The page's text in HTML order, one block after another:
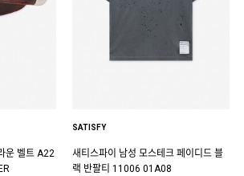
운 벨트 A22
SATISFY
새티스파이 남성 모스테크 페이디드 블
랙 반팔티 11006 01A08